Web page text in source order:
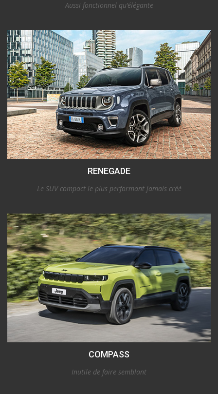
Aussi fonctionnel qu’élégante
RENEGADE
Le SUV compact le plus performant jamais créé
COMPASS
Inutile de faire semblant